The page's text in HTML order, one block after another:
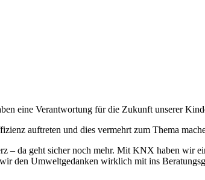
eine Verantwortung für die Zukunft unserer
auftreten und dies vermehrt zum Thema
– da geht sicher noch mehr. Mit KNX haben wir
den Umweltgedanken wirklich mit ins